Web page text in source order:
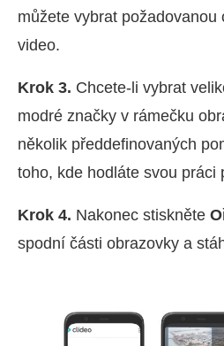
můžete vybrat požadovanou
video.
Krok 3. Chcete-li vybrat
modré značky v rámečku
několik předdefinovaných
toho, kde hodláte svou práci
Krok 4. Nakonec stiskněte
spodní části obrazovky a